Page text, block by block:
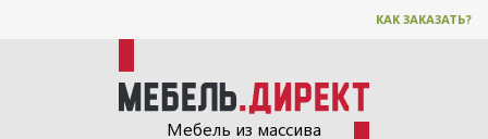
КАК ЗАКАЗАТЬ?
Мебель из массива